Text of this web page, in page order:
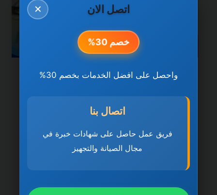
خدمات الشارقة
شركة تركيب سيراميك في
الشارقة 0501270935
ضمان مدى الحياة
تركيب سيراميك في الشارقة 0501270935
✕ اتصل الان
خصم 30%
واحصل على افضل الخدمات بخصم 30%
اتصال بنا
فريق عمل حاصل على شهادات خبرة في
مجال الصيانة والتجهيز